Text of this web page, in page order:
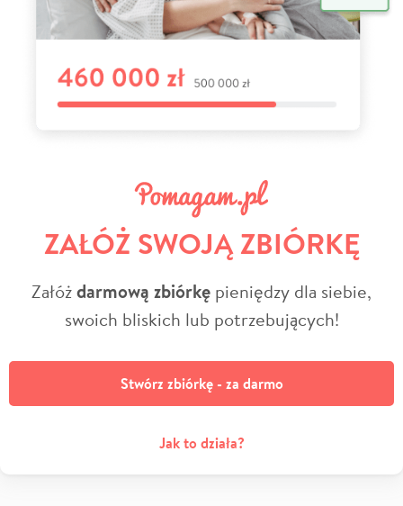
ZAŁÓŻ SWOJĄ ZBIÓRKĘ
Załóżdarmową zbiórkę pieniędzy dla siebie,
swoich bliskich lub potrzebujących!
Stwórz zbiórkę - za darmo
Jak to działa?